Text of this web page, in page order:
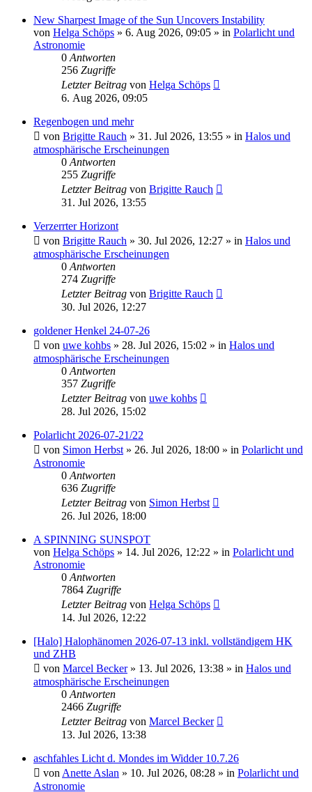
New Sharpest Image of the Sun Uncovers Instability
von Helga Schöps » 6. Aug 2026, 09:05 » in Polarlicht und
Astronomie
0 Antworten
256 Zugriffe
Letzter Beitrag von Helga Schöps
6. Aug 2026, 09:05
Regenbogen und mehr
von Brigitte Rauch » 31. Jul 2026, 13:55 » in Halos und
atmosphärische Erscheinungen
0 Antworten
255 Zugriffe
Letzter Beitrag von Brigitte Rauch
31. Jul 2026, 13:55
Verzerrter Horizont
von Brigitte Rauch » 30. Jul 2026, 12:27 » in Halos und
atmosphärische Erscheinungen
0 Antworten
274 Zugriffe
Letzter Beitrag von Brigitte Rauch
30. Jul 2026, 12:27
goldener Henkel 24-07-26
von uwe kohbs » 28. Jul 2026, 15:02 » in Halos und
atmosphärische Erscheinungen
0 Antworten
357 Zugriffe
Letzter Beitrag von uwe kohbs
28. Jul 2026, 15:02
Polarlicht 2026-07-21/22
von Simon Herbst » 26. Jul 2026, 18:00 » in Polarlicht und
Astronomie
0 Antworten
636 Zugriffe
Letzter Beitrag von Simon Herbst
26. Jul 2026, 18:00
A SPINNING SUNSPOT
von Helga Schöps » 14. Jul 2026, 12:22 » in Polarlicht und
Astronomie
0 Antworten
7864 Zugriffe
Letzter Beitrag von Helga Schöps
14. Jul 2026, 12:22
[Halo] Halophänomen 2026-07-13 inkl. vollständigem HK
und ZHB
von Marcel Becker» 13. Jul 2026, 13:38 » in Halos und
atmosphärische Erscheinungen
0 Antworten
2466 Zugriffe
Letzter Beitrag von Marcel Becker
13. Jul 2026, 13:38
aschfahles Licht d. Mondes im Widder 10.7.26
von Anette Aslan » 10. Jul 2026, 08:28 » in Polarlicht und
Astronomie